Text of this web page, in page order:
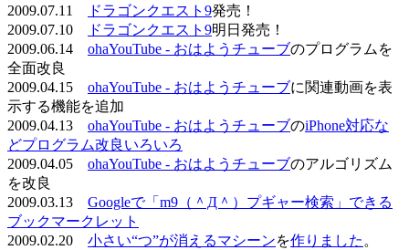
2009.07.11
ドラゴンクエスト9発売！
2009.07.10
ドラゴンクエスト9明日発売！
2009.06.14 ohaYouTube - おはようチューブのプログラムを
全面改良
2009.04.15 ohaYouTube - おはようチューブに関連動画を表
示する機能を追加
2009.04.13 ohaYouTube - おはようチューブのiPhone対応な
どプログラム改良いろいろ
2009.04.05 ohaYouTube - おはようチューブのアルゴリズム
を改良
2009.03.13 Googleで「m9（＾Д＾）プギャー検索」できる
ブックマークレット
2009.02.20 小さい“つ”が消えるマシーンを作りました 。